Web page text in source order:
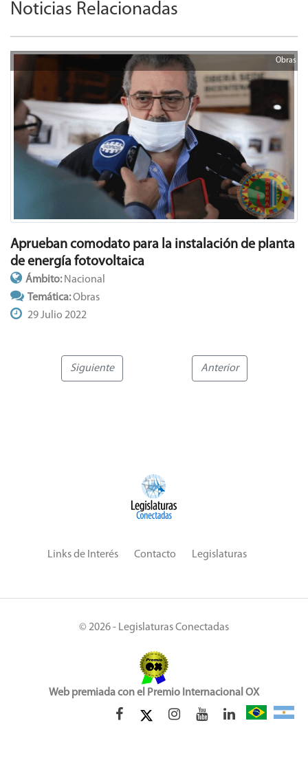
Noticias Relacionadas
Obras
Aprueban comodato para la instalación de planta
de energía fotovoltaica
Ámbito:Nacional
Temática:Obras
29 Julio 2022
Siguiente Anterior
Links de Interés Contacto Legislaturas
© 2026 - Legislaturas Conectadas
Web premiada con el Premio Internacional OX